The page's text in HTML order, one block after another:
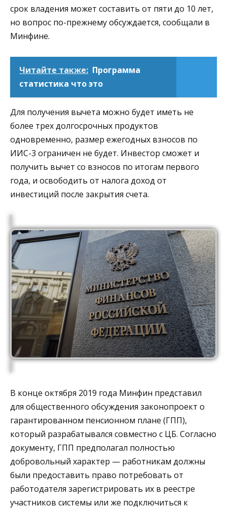
срок владения может составить от пяти до 10 лет,
но вопрос по-прежнему обсуждается, сообщали в
Минфине.
Читайте также: Программа
статистика что это
Для получения вычета можно будет иметь не
более трех долгосрочных продуктов
одновременно, размер ежегодных взносов по
ИИС-3 ограничен не будет. Инвестор сможет и
получить вычет со взносов по итогам первого
года, и освободить от налога доход от
инвестиций после закрытия счета.
В конце октября 2019 года Минфин представил
для общественного обсуждения законопроект о
гарантированном пенсионном плане (ГПП),
который разрабатывался совместно с ЦБ. Согласно
документу, ГПП предполагал полностью
добровольный характер — работникам должны
были предоставить право потребовать от
работодателя зарегистрировать их в реестре
участников системы или же подключиться к